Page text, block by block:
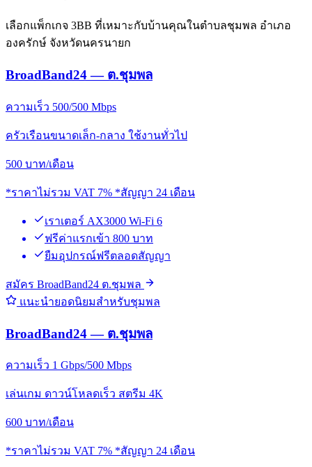
เลือกแพ็กเกจ 3BB ที่เหมาะกับบ้านคุณในตำบลชุมพล อำเภอ
องครักษ์ จังหวัดนครนายก
BroadBand24 — ต.ชุมพล
ความเร็ว 500/500 Mbps
ครัวเรือนขนาดเล็ก-กลาง ใช้งานทั่วไป
500 บาท/เดือน
*ราคาไม่รวม VAT 7% *สัญญา 24 เดือน
เราเตอร์ AX3000 Wi-Fi 6
ฟรีค่าแรกเข้า 800 บาท
ยืมอุปกรณ์ฟรีตลอดสัญญา
สมัคร BroadBand24 ต.ชุมพล
แนะนำยอดนิยมสำหรับชุมพล
BroadBand24 — ต.ชุมพล
ความเร็ว 1 Gbps/500 Mbps
เล่นเกม ดาวน์โหลดเร็ว สตรีม 4K
600 บาท/เดือน
*ราคาไม่รวม VAT 7% *สัญญา 24 เดือน